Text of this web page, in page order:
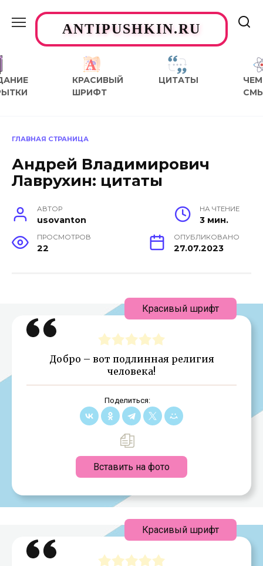
содержаниюANTIPUSHKIN.RU
КРАСИВЫЙ
ШРИФТ
ЦИТАТЫ
ЧЕМ
ГЛАВНАЯ СТРАНИЦА
Андрей Владимирович
Лаврухин: цитаты
АВТОР
usovanton
НА ЧТЕНИЕ
3 мин.
ПРОСМОТРОВ
22
ОПУБЛИКОВАНО
27.07.2023
Добро – вот подлинная религия
человека!
Поделиться:
Вставить на фото
Красивый шрифт
Красивый шрифт